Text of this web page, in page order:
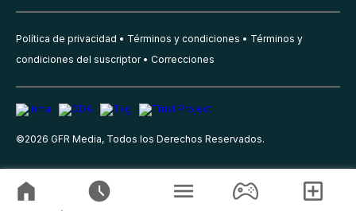
Política de privacidad Términos y condiciones
Términos y
condiciones del suscriptor
Correcciones
©2026 GFR Media, Todos los Derechos Reservados.